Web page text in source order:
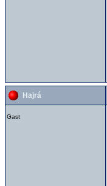
Hajrá
Gast